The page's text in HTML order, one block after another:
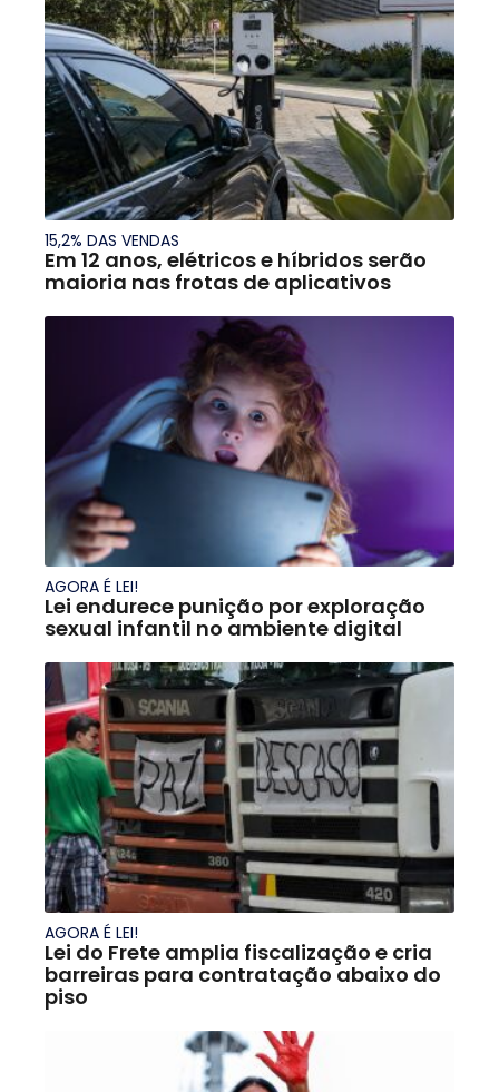
15,2% DAS VENDAS
Em 12 anos, elétricos e híbridos serão
maioria nas frotas de aplicativos
AGORA É LEI!
Lei endurece punição por exploração
sexual infantil no ambiente digital
AGORA É LEI!
Lei do Frete amplia fiscalização e cria
barreiras para contratação abaixo do
piso